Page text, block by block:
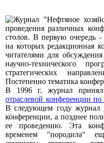
Журнал "Нефтяное
проведения различных
столов. В первую очередь -
на которых редакционная
читателями для
научно-технического
стратегических
Постепенно тематика
В 1996 г. журнал принял
отраслевой конференции
В следующем году журнал
конференции, а позднее
ее проведению. Эта
временем "породила"